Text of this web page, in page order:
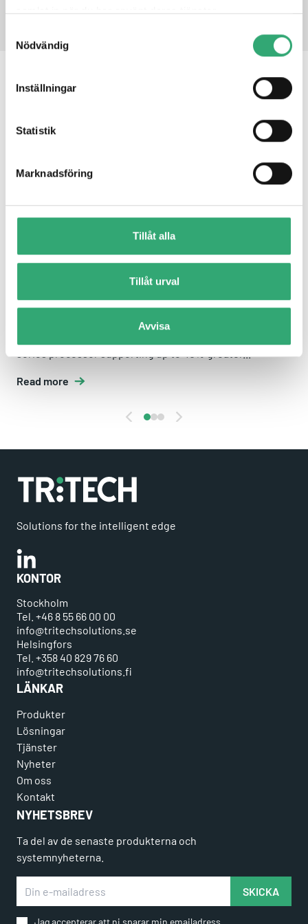
samlat in när du har använt deras tjänster.
Nödvändig
Inställningar
Statistik
Marknadsföring
Tillåt alla
Tillåt urval
Avvisa
RELATED PRODUCTS
series processor supporting up to 40% greater...
Read more
Solutions for the intelligent edge
Linkedin
KONTOR
Stockholm
Tel. +46 8 55 66 00 00
info@tritechsolutions.se
Helsingfors
Tel. +358 40 829 76 60
info@tritechsolutions.fi
LÄNKAR
Produkter
Lösningar
Tjänster
Nyheter
Om oss
Kontakt
NYHETSBREV
Ta del av de senaste produkterna och
systemnyheterna.
SKICKA